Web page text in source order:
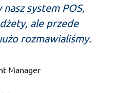
system POS,
ale przede
rozmawialiśmy.
Manager